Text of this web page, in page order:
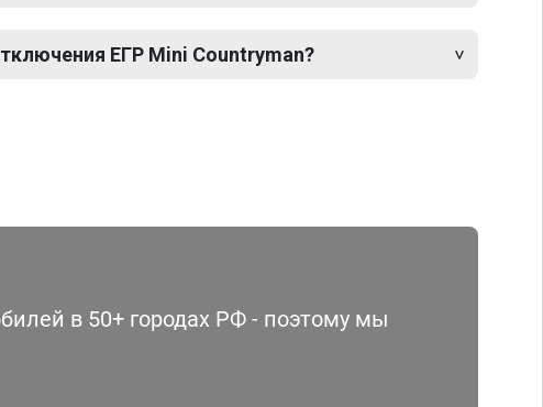
ЕГР Mini Countryman?
в 50+ городах РФ - поэтому мы